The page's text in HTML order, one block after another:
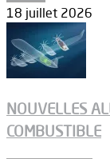
18 juillet 2026
NOUVELLES
COMBUSTIBLE